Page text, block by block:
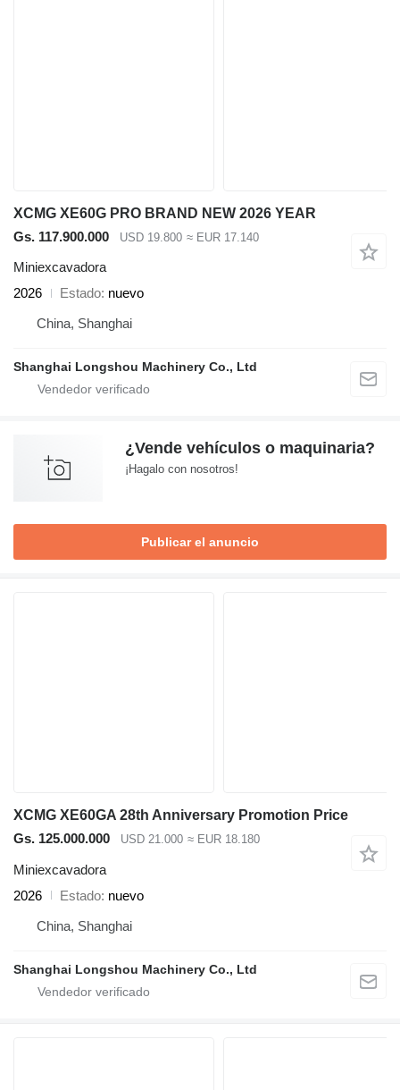
XCMG XE60G PRO BRAND NEW 2026 YEAR
Gs. 117.900.000
USD 19.800 ≈ EUR 17.140
Miniexcavadora
2026
Estado nuevo
China, Shanghai
Shanghai Longshou Machinery Co., Ltd
¿Vende vehículos o maquinaria?
¡Hagalo con nosotros!
Publicar el anuncio
XCMG XE60GA 28th Anniversary Promotion Price
Gs. 125.000.000
USD 21.000 ≈ EUR 18.180
Miniexcavadora
2026
Estado nuevo
China, Shanghai
Shanghai Longshou Machinery Co., Ltd